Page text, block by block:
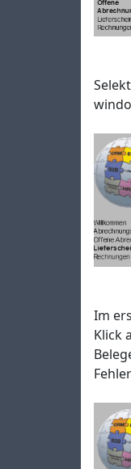
Im
Klick